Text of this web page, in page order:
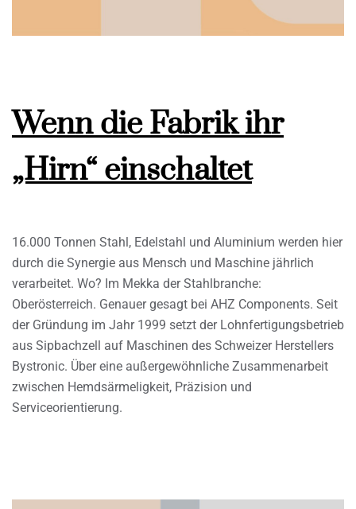
Wenn die Fabrik ihr
„Hirn“ einschaltet
16.000 Tonnen Stahl, Edelstahl und Aluminium werden hier
durch die Synergie aus Mensch und Maschine jährlich
verarbeitet. Wo? Im Mekka der Stahlbranche:
Oberösterreich. Genauer gesagt bei AHZ Components. Seit
der Gründung im Jahr 1999 setzt der Lohnfertigungsbetrieb
aus Sipbachzell auf Maschinen des Schweizer Herstellers
Bystronic. Über eine außergewöhnliche Zusammenarbeit
zwischen Hemdsärmeligkeit, Präzision und
Serviceorientierung.